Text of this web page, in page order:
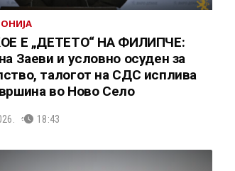
Е „ДЕТЕТО“ НА ФИЛИПЧЕ:
Заеви и условно осуден за
талогот на СДС исплива
во Ново Село
18:43